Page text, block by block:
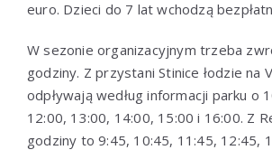
euro. Dzieci do 7 lat wchodzą
W sezonie organizacyjnym trzeba
godziny. Z przystani Stinice łodzie na
odpływają według informacji parku o
12:00, 13:00, 14:00, 15:00 i 16:00. Z
godziny to 9:45, 10:45, 11:45, 12:45,